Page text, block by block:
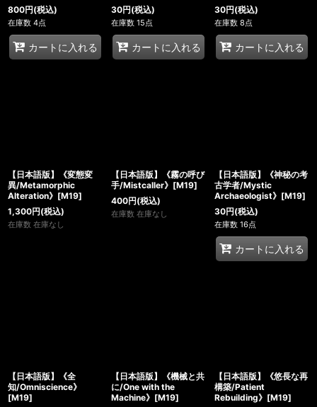
800円(税込)
在庫数 4点
カートに入れる
30円(税込)
在庫数 15点
カートに入れる
30円(税込)
在庫数 8点
カートに入れる
【日本語版】《変態変
異/Metamorphic
Alteration》[M19]
1,300円(税込)
在庫数 在庫なし
【日本語版】《霧の呼び
手/Mistcaller》[M19]
400円(税込)
在庫数 在庫なし
【日本語版】《神秘の考
古学者/Mystic
Archaeologist》[M19]
30円(税込)
在庫数 16点
カートに入れる
【日本語版】《全
知/Omniscience》
[M19]
【日本語版】《機械と共
に/One with the
Machine》[M19]
【日本語版】《悠長な再
構築/Patient
Rebuilding》[M19]